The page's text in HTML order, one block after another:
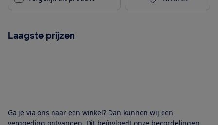
Kenwood
Laagste prijzen
Ga je via ons naar een winkel? Dan kunnen wij een
vergoeding ontvangen. Dit beïnvloedt onze beoordelingen